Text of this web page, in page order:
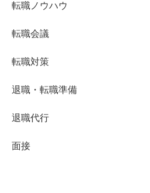
転職ノウハウ
転職会議
転職対策
退職・転職準備
退職代行
面接